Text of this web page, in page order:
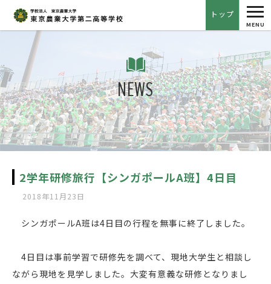
トップ
MENU
NEWS
2学年研修旅行【シンガポールA班】4日目
2018年11月23日
シンガポールA班は4日目の行程を無事に終了しました。
4日目は事前学習で研修先を調べて、現地大学生と相談し
ながら現地を見学しました。大変有意義な研修となりまし